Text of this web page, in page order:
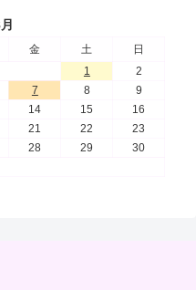
金 土
日
1
2
7 8
9
14 15
16
21 22
23
28 29
30